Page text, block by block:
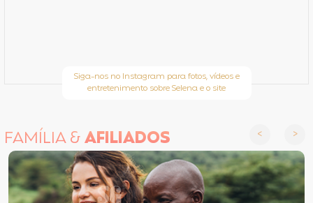
Siga-nos no Instagram para fotos, vídeos e
entretenimento sobre Selena e o site
FAMÍLIA &AFILIADOS